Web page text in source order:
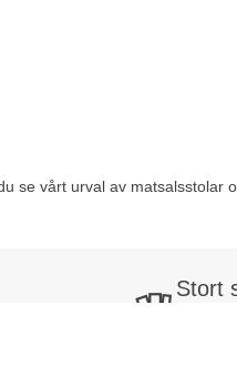
se vårt urval av matsalsstolar
Stort